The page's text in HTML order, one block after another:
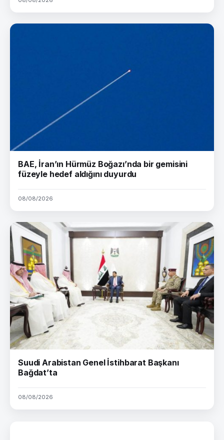
BAE, İran’ın Hürmüz Boğazı’nda bir gemisini
füzeyle hedef aldığını duyurdu
08/08/2026
Suudi Arabistan Genel İstihbarat Başkanı
Bağdat’ta
08/08/2026